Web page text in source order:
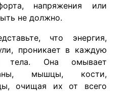
напряжения или
не должно.
что энергия,
проникает в каждую
тела. Она омывает
мышцы, кости,
очищая их от всего